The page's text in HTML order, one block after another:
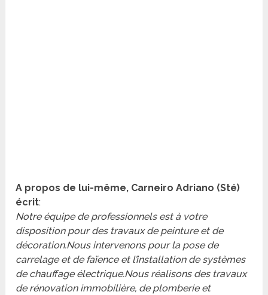
A propos de lui-même, Carneiro Adriano (Sté)
écrit:
Notre équipe de professionnels est à votre
disposition pour des travaux de peinture et de
décoration.Nous intervenons pour la pose de
carrelage et de faïence et l’installation de systèmes
de chauffage électrique.Nous réalisons des travaux
de rénovation immobilière, de plomberie et